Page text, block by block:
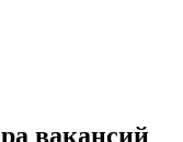
вакансий